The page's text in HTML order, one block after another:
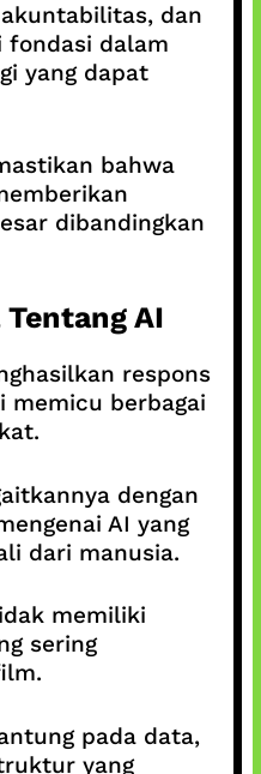
dan
fondasi dalam
yang dapat
bahwa
dibandingkan
AI
respons
memicu berbagai
dengan
AI yang
dari manusia.
memiliki
sering
pada data,
yang